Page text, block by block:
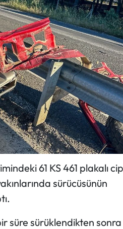
61 KS 461 plakalı
sürücüsünün
süre sürüklendikten sonra